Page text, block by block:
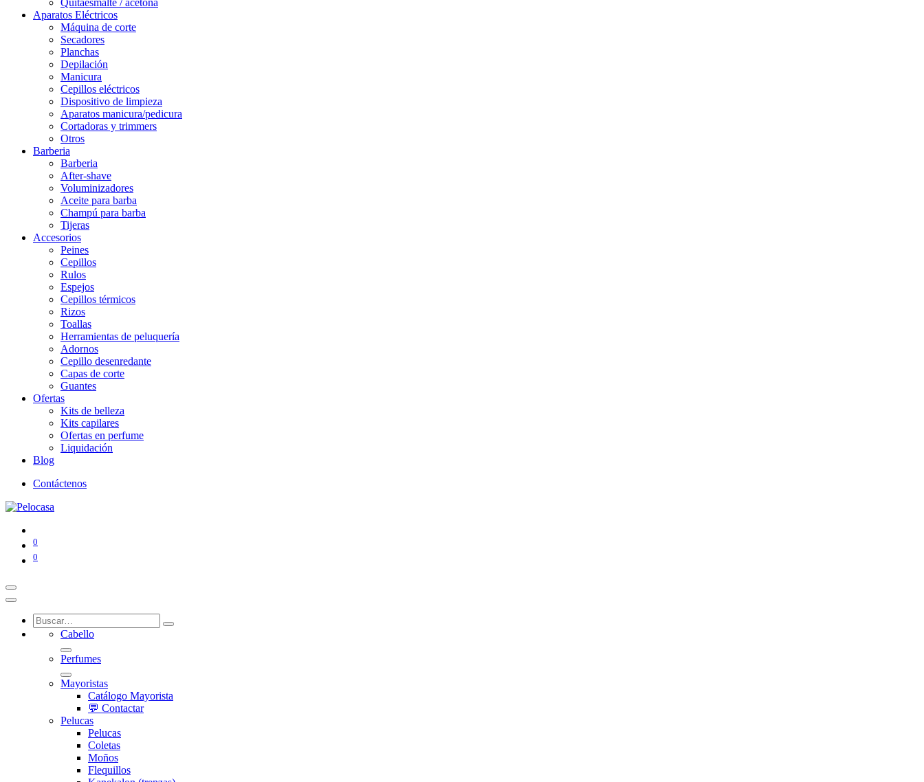
Aparatos Eléctricos
Máquina de corte
Secadores
Planchas
Depilación
Manicura
Cepillos eléctricos
Dispositivo de limpieza
Aparatos manicura/pedicura
Cortadoras y trimmers
Otros
Barberia
Barberia
After-shave
Voluminizadores
Aceite para barba
Champú para barba
Tijeras
Accesorios
Peines
Cepillos
Rulos
Espejos
Cepillos térmicos
Rizos
Toallas
Herramientas de peluquería
Adornos
Cepillo desenredante
Capas de corte
Guantes
Ofertas
Kits de belleza
Kits capilares
Ofertas en perfume
Liquidación
Blog
Contáctenos
0
0
Cabello
Perfumes
Mayoristas
Catálogo Mayorista
💬 Contactar
Pelucas
Pelucas
Coletas
Moños
Flequillos